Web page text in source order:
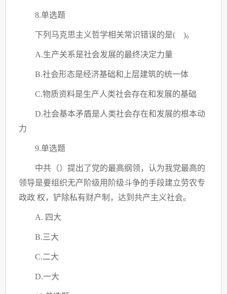
8.单选题
下列马克思主义哲学相关常识错误的是( )。
A.生产关系是社会发展的最终决定力量
B.社会形态是经济基础和上层建筑的统一体
C.物质资料是生产人类社会存在和发展的基础
D.社会基本矛盾是人类社会存在和发展的根本动
力
9.单选题
中共 （）提出了党的最高纲领，认为我党最高的
领导是要组织无产阶级用阶级斗争的手段建立劳农专
政政 权，铲除私有财产制，达到共产主义社会。
A. 四大
B.三大
C.二大
D.一大